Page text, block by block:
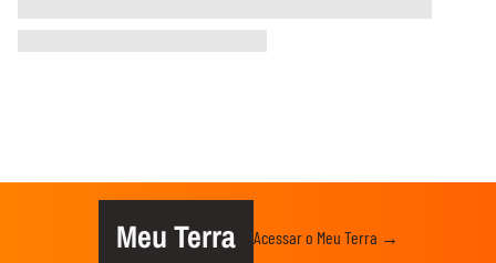
Meu Terra Acessar o Meu Terra →